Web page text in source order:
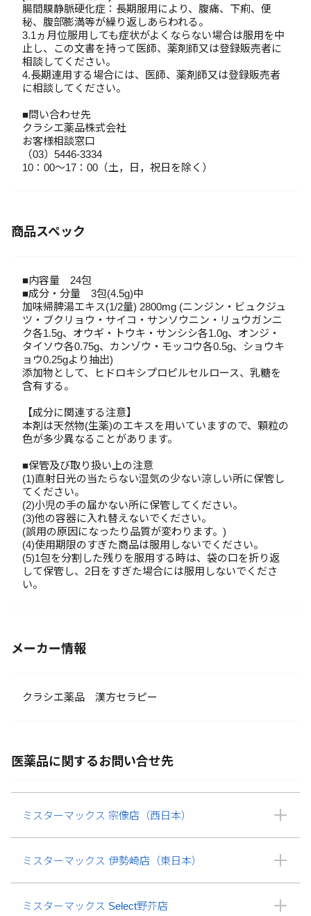
腸間膜静脈硬化症：長期服用により、腹痛、下痢、便
秘、腹部膨満等が繰り返しあらわれる。
3.1ヵ月位服用しても症状がよくならない場合は服用を中
止し、この文書を持って医師、薬剤師又は登録販売者に
相談してください。
4.長期連用する場合には、医師、薬剤師又は登録販売者
に相談してください。
■問い合わせ先
クラシエ薬品株式会社
お客様相談窓口
（03）5446-3334
10：00～17：00（土，日，祝日を除く）
商品スペック
■内容量 24包
■成分・分量 3包(4.5g)中
加味帰脾湯エキス(1/2量) 2800mg (ニンジン・ビュクジュ
ツ・ブクリョウ・サイコ・サンソウニン・リュウガンニ
ク各1.5g、オウギ・トウキ・サンシシ各1.0g、オンジ・
タイソウ各0.75g、カンゾウ・モッコウ各0.5g、ショウキ
ョウ0.25gより抽出)
添加物として、ヒドロキシプロピルセルロース、乳糖を
含有する。
【成分に関連する注意】
本剤は天然物(生薬)のエキスを用いていますので、顆粒の
色が多少異なることがあります。
■保管及び取り扱い上の注意
(1)直射日光の当たらない湿気の少ない涼しい所に保管し
てください。
(2)小児の手の届かない所に保管してください。
(3)他の容器に入れ替えないでください。
(誤用の原因になったり品質が変わります。)
(4)使用期限のすぎた商品は服用しないでください。
(5)1包を分割した残りを服用する時は、袋の口を折り返
して保管し、2日をすぎた場合には服用しないでくださ
い。
メーカー情報
クラシエ薬品 漢方セラピー
医薬品に関するお問い合せ先
ミスターマックス 宗像店（西日本）
ミスターマックス 伊勢崎店（東日本）
ミスターマックス Select野芥店